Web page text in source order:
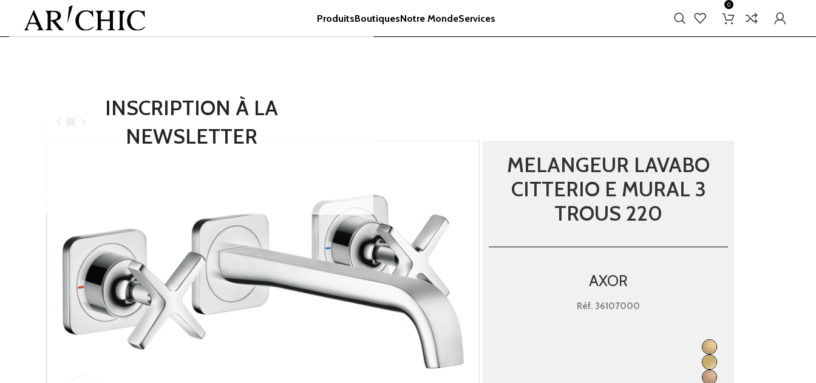
INSCRIPTION À LA
NEWSLETTER
ProduitsBoutiquesNotre MondeServices
0
MELANGEUR LAVABO
CITTERIO E MURAL 3
TROUS 220
AXOR
Réf. 36107000